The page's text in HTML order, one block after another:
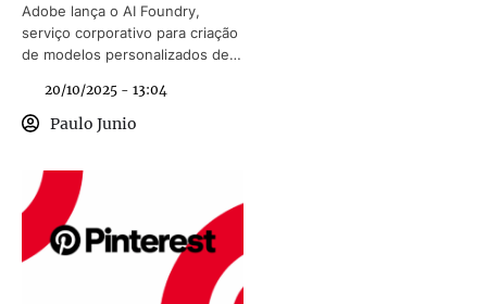
Adobe lança o AI Foundry,
serviço corporativo para criação
de modelos personalizados de
20/10/2025 - 13:04
Paulo Junio